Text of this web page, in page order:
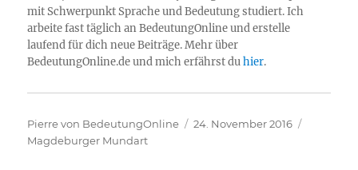
mit Schwerpunkt Sprache und Bedeutung studiert. Ich
arbeite fast täglich an BedeutungOnline und erstelle
laufend für dich neue Beiträge. Mehr über
BedeutungOnline.de und mich erfährst duhier.
Autor
Pierre von BedeutungOnline
Veröffentlicht
24. November 2016
Magdeburger Mundart